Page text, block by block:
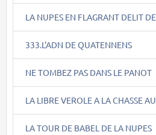
LA NUPES EN FLAGRANT DELIT DE
333.L'ADN DE QUATENNENS
NE TOMBEZ PAS DANS LE PANOT
LA LIBRE VEROLE A LA CHASSE AU
LA TOUR DE BABEL DE LA NUPES